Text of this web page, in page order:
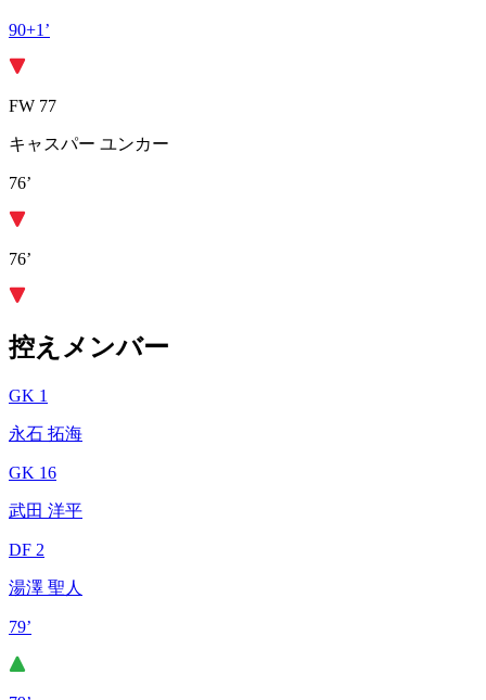
90+1’
FW 77
キャスパー ユンカー
76’
76’
控えメンバー
GK 1
永石 拓海
GK 16
武田 洋平
DF 2
湯澤 聖人
79’